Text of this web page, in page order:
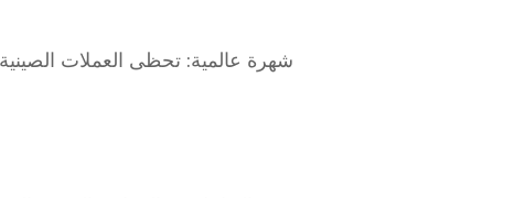
شهرة عالمية: تحظى العملات